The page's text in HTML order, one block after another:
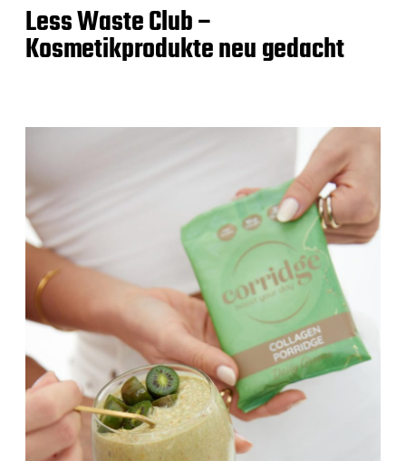
Less Waste Club –
Kosmetikprodukte neu gedacht